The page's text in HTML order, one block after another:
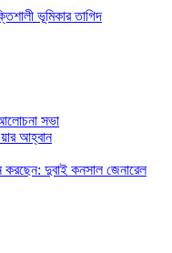
ভূমিকার তাগিদ
সভা
আহ্বান
করছেন: দুবাই কনসাল জেনারেল